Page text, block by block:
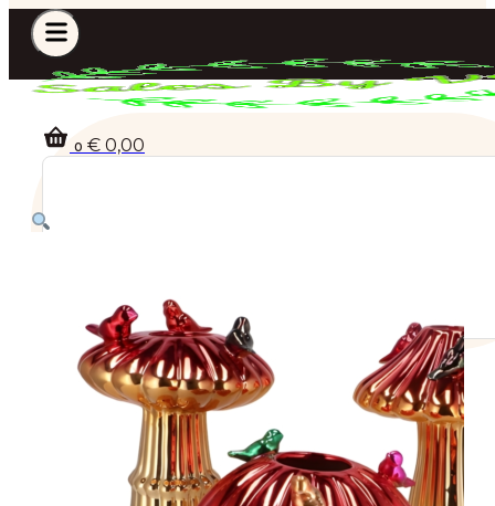
0 € 0,00